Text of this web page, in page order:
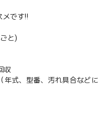
メです‼️
と)
収
式、型番、汚れ具合などに